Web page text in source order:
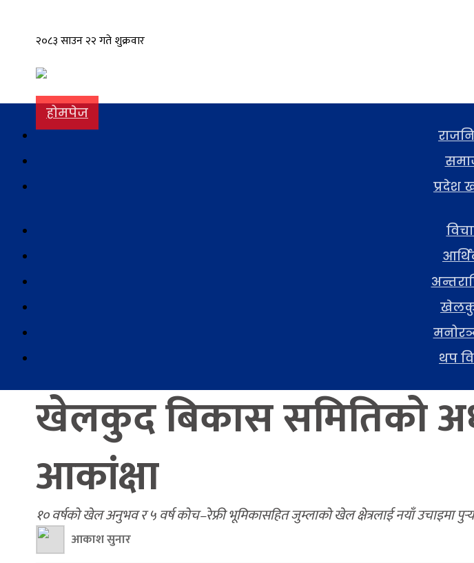
२०८३ साउन २२ गते शुक्रवार
होमपेज
प्रदेश
थप
खेलकुद बिकास समितिको
आकांक्षा
१० वर्षको खेल अनुभव र ५ वर्ष कोच–रेफ्री भूमिकासहित जुम्लाको खेल क्षेत्रलाई नयाँ उचाइमा
आकाश सुनार